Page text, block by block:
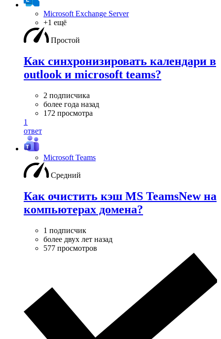
Microsoft Exchange Server
+1 ещё
Простой
Как синхронизировать календари в
outlook и microsoft teams?
2 подписчика
более года назад
172 просмотра
1
ответ
Microsoft Teams
Средний
Как очистить кэш MS TeamsNew на
компьютерах домена?
1 подписчик
более двух лет назад
577 просмотров